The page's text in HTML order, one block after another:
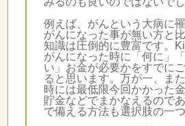
例えば、がんという大病に
がんになった事が無い方と
知識は圧倒的に豊富です。
がんになった時に「何に」
い」お金が必要かをすでに
ると思います。万が一、ま
時には最低限今回かかった
貯金などでまかなえるので
で備える方法も選択肢の一つ